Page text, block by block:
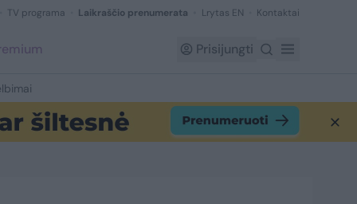
TV programa Laikraščio prenumerata Lrytas EN Kontaktai
Prisijungti